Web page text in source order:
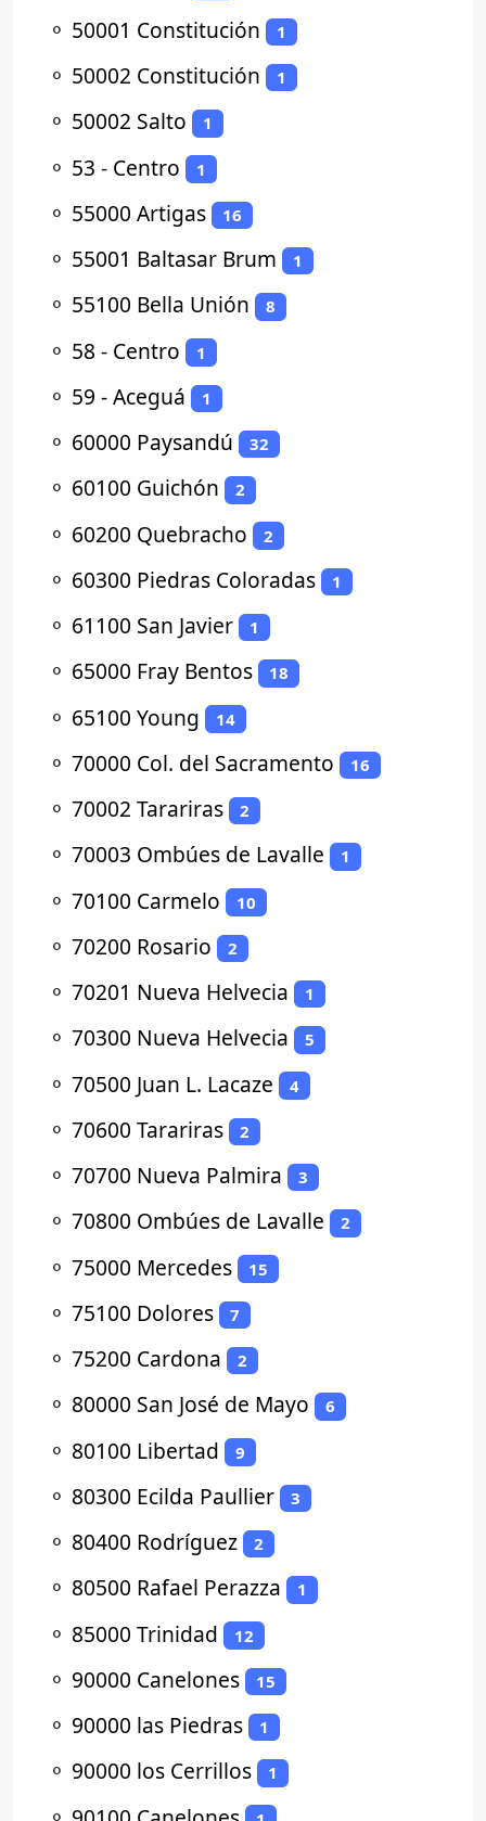
⚬ 50001 Constitución 1
⚬ 50002 Constitución 1
⚬ 50002 Salto 1
⚬ 53 - Centro 1
⚬ 55000 Artigas 16
⚬ 55001 Baltasar Brum 1
⚬ 55100 Bella Unión 8
⚬ 58 - Centro 1
⚬ 59 - Aceguá 1
⚬ 60000 Paysandú 32
⚬ 60100 Guichón 2
⚬ 60200 Quebracho 2
⚬ 60300 Piedras Coloradas 1
⚬ 61100 San Javier 1
⚬ 65000 Fray Bentos 18
⚬ 65100 Young 14
⚬ 70000 Col. del Sacramento 16
⚬ 70002 Tarariras 2
⚬ 70003 Ombúes de Lavalle 1
⚬ 70100 Carmelo 10
⚬ 70200 Rosario 2
⚬ 70201 Nueva Helvecia 1
⚬ 70300 Nueva Helvecia 5
⚬ 70500 Juan L. Lacaze 4
⚬ 70600 Tarariras 2
⚬ 70700 Nueva Palmira 3
⚬ 70800 Ombúes de Lavalle 2
⚬ 75000 Mercedes 15
⚬ 75100 Dolores 7
⚬ 75200 Cardona 2
⚬ 80000 San José de Mayo 6
⚬ 80100 Libertad 9
⚬ 80300 Ecilda Paullier 3
⚬ 80400 Rodríguez 2
⚬ 80500 Rafael Perazza 1
⚬ 85000 Trinidad 12
⚬ 90000 Canelones 15
⚬ 90000 las Piedras 1
⚬ 90000 los Cerrillos 1